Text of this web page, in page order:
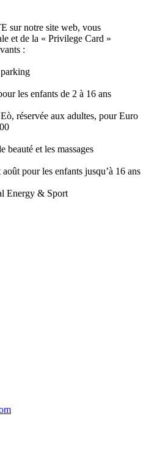
sur notre site web, vous
et de la « Privilege Card »
:
les enfants de 2 à 16 ans
réservée aux adultes, pour Euro
beauté et les massages
pour les enfants jusqu’à 16 ans
Energy & Sport